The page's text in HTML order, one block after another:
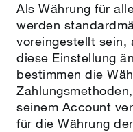
Als Währung für
werden
voreingestellt sein,
diese Einstellung
bestimmen die
seinem Account
für die Währung